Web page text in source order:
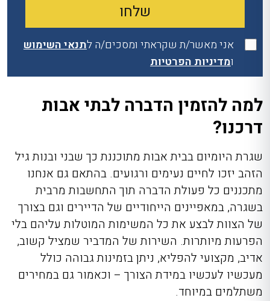
אני מאשר/ת שקראתי ומסכים/ה לתנאי השימוש
ומדיניות הפרטיות
למה להזמין הדברה לבתי אבות
דרכנו?
שגרת היומיום בבית אבות מתוכננת כך שבני ובנות גיל
הזהב יזכו לחיים נעימים ורגועים. בהתאם גם אנחנו
מתכננים כל פעולת הדברה תוך התחשבות מרבית
בשגרה, במאפיינים הייחודיים של הדיירים וגם בצורך
של הצוות לבצע את כל המשימות המוטלות עליהם בלי
הפרעות מיותרות. השירות של המדביר שמציל קשוב,
אדיב, מקצועי להפליא, ניתן בזמינות גבוהה כולל
מעכשיו לעכשיו במידת הצורך – וכאמור גם במחירים
משתלמים במיוחד.